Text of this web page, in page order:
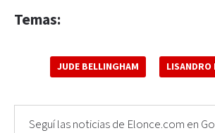
Temas:
JUDE BELLINGHAM LISANDRO
Seguí las noticias de Elonce.com en